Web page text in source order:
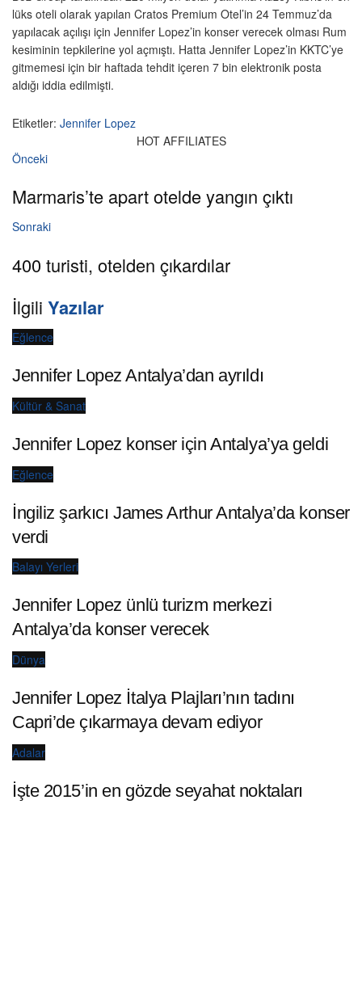
lüks oteli olarak yapılan Cratos Premium Otel’in 24 Temmuz’da
yapılacak açılışı için Jennifer Lopez’in konser verecek olması Rum
kesiminin tepkilerine yol açmıştı. Hatta Jennifer Lopez’in KKTC’ye
gitmemesi için bir haftada tehdit içeren 7 bin elektronik posta
aldığı iddia edilmişti.
Etiketler: Jennifer Lopez
HOT AFFILIATES
Önceki
Marmaris’te apart otelde yangın çıktı
Sonraki
400 turisti, otelden çıkardılar
İlgili Yazılar
Eğlence
Jennifer Lopez Antalya’dan ayrıldı
Kültür & Sanat
Jennifer Lopez konser için Antalya’ya geldi
Eğlence
İngiliz şarkıcı James Arthur Antalya’da konser
verdi
Balayı Yerleri
Jennifer Lopez ünlü turizm merkezi
Antalya’da konser verecek
Dünya
Jennifer Lopez İtalya Plajları’nın tadını
Capri’de çıkarmaya devam ediyor
Adalar
İşte 2015’in en gözde seyahat noktaları